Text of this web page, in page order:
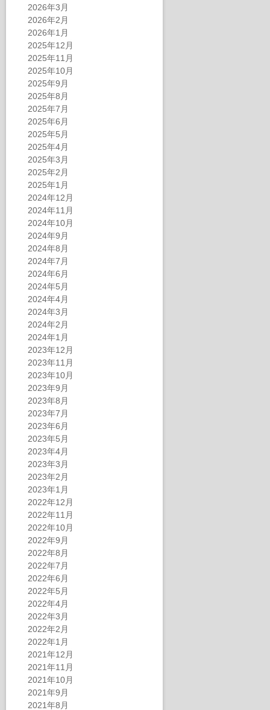
2026年3月
2026年2月
2026年1月
2025年12月
2025年11月
2025年10月
2025年9月
2025年8月
2025年7月
2025年6月
2025年5月
2025年4月
2025年3月
2025年2月
2025年1月
2024年12月
2024年11月
2024年10月
2024年9月
2024年8月
2024年7月
2024年6月
2024年5月
2024年4月
2024年3月
2024年2月
2024年1月
2023年12月
2023年11月
2023年10月
2023年9月
2023年8月
2023年7月
2023年6月
2023年5月
2023年4月
2023年3月
2023年2月
2023年1月
2022年12月
2022年11月
2022年10月
2022年9月
2022年8月
2022年7月
2022年6月
2022年5月
2022年4月
2022年3月
2022年2月
2022年1月
2021年12月
2021年11月
2021年10月
2021年9月
2021年8月